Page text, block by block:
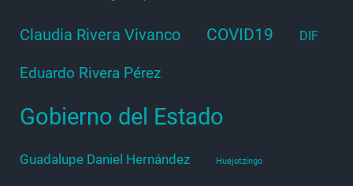
Claudia Rivera Vivanco COVID19 DIF
Eduardo Rivera Pérez
Gobierno del Estado
Guadalupe Daniel Hernández Huejotzingo